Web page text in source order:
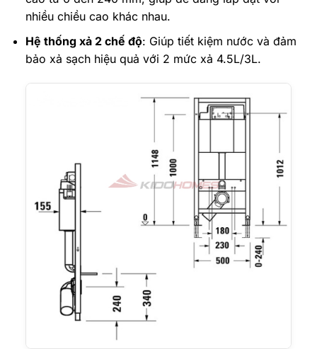
nhiều chiều cao khác nhau.
Hệ thống xả 2 chế độ: Giúp tiết kiệm nước và đảm
bảo xả sạch hiệu quả với 2 mức xả 4.5L/3L.